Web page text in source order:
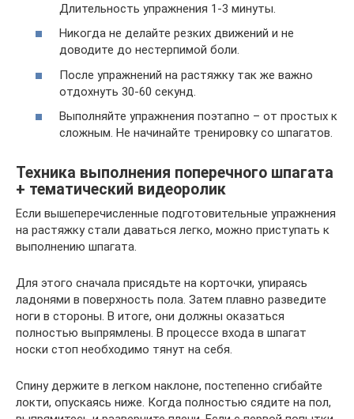
Длительность упражнения 1-3 минуты.
Никогда не делайте резких движений и не
доводите до нестерпимой боли.
После упражнений на растяжку так же важно
отдохнуть 30-60 секунд.
Выполняйте упражнения поэтапно – от простых к
сложным. Не начинайте тренировку со шпагатов.
Техника выполнения поперечного шпагата
+ тематический видеоролик
Если вышеперечисленные подготовительные упражнения
на растяжку стали даваться легко, можно приступать к
выполнению шпагата.
Для этого сначала присядьте на корточки, упираясь
ладонями в поверхность пола. Затем плавно разведите
ноги в стороны. В итоге, они должны оказаться
полностью выпрямлены. В процессе входа в шпагат
носки стоп необходимо тянут на себя.
Спину держите в легком наклоне, постепенно сгибайте
локти, опускаясь ниже. Когда полностью сядите на пол,